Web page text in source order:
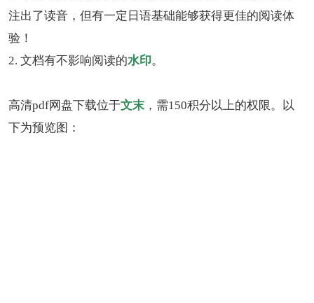
注出了读音，但有一定日语基础能够获得更佳的阅读体
验！
2. 文档有不影响阅读的水印。
高清pdf网盘下载位于文末 ，需150积分以上的权限。以
下为预览图：